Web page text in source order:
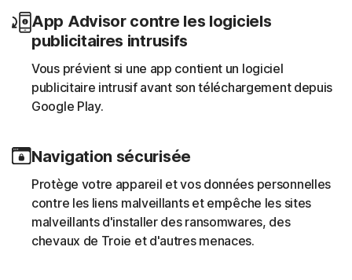
App Advisor contre les logiciels
publicitaires intrusifs
Vous prévient si une app contient un logiciel
publicitaire intrusif avant son téléchargement depuis
Google Play.
Navigation sécurisée
Protège votre appareil et vos données personnelles
contre les liens malveillants et empêche les sites
malveillants d'installer des ransomwares, des
chevaux de Troie et d'autres menaces.